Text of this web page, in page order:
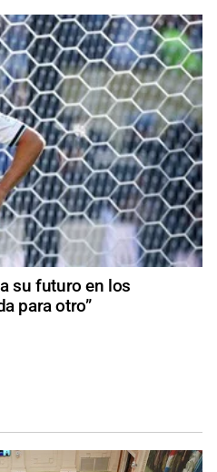
su futuro en los
para otro”